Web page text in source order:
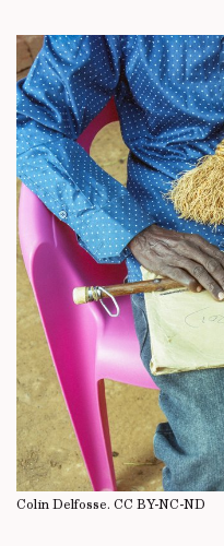
Colin Delfosse. CC BY-NC-ND